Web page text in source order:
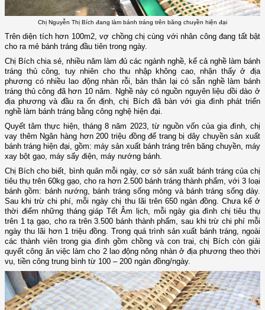
Chị Nguyễn Thị Bích đang làm bánh tráng trên băng chuyền hiện đại
Trên diện tích hơn 100m2, vợ chồng chị cùng với nhân công đang tất bật
cho ra mẻ bánh tráng đầu tiên trong ngày.
Chị Bích chia sẻ, nhiều năm làm đủ các ngành nghề, kể cả nghề làm bánh
tráng thủ công, tuy nhiên chothu nhập không cao, nhận thấy ở địa
phương có nhiều lao động nhàn rỗi, bản thân lại có sẵn nghề làm bánh
tráng thủ công đã hơn 10 năm. Nghề này có nguồn nguyên liệu dồi dào ở
địa phương và đầu ra ổn định, chị Bích đã bàn với gia đình phát triển
nghề làm bánh tráng bằng công nghệ hiện đại.
Quyếttâm thực hiện, tháng 8 năm 2023, từ nguồn vốn của gia đình, chị
vay thêm Ngân hàng hơn 200 triệu đồng để trang bị dây chuyền sản xuất
bánh tráng hiện đại, gồm: máy sản xuất bánh tráng trên băng chuyền, máy
xay bột gạo, máy sấy điện, máy nướng bánh.
Chị Bích cho biết bình quân mỗi ngày, cơ sở sản xuất bánh tráng của chị
tiêu thụ trên 60kg gạo, cho ra hơn 2.500 bánh tráng thành phẩm, với 3 loại
bánh gồm: bánh nướng, bánh tráng sống mỏng và bánh tráng sống dày.
Sau khi trừ chi phí, mỗi ngày chị thu lãi trên 650 ngàn đồng. Chưa kể ở
thời điểm những tháng giáp Tết Âm lịch, mỗi ngày gia đình chị tiêu thụ
trên 1 tạ gạo, cho ra trên 3.500 bánh thành phẩm, sau khi trừ chi phí mỗi
ngày thu lãi hơn 1 triệu đồng. Trong quá trình sản xuất bánh tráng, ngoài
các thành viên trong gia đình gồm chồng và con trai, chị Bích còn giải
quyết công ăn việc làm cho 2 lao động nông nhàn ở địa phương theo thời
vụ, tiền công trung bình từ 100 –200 ngàn đồng/ngày.